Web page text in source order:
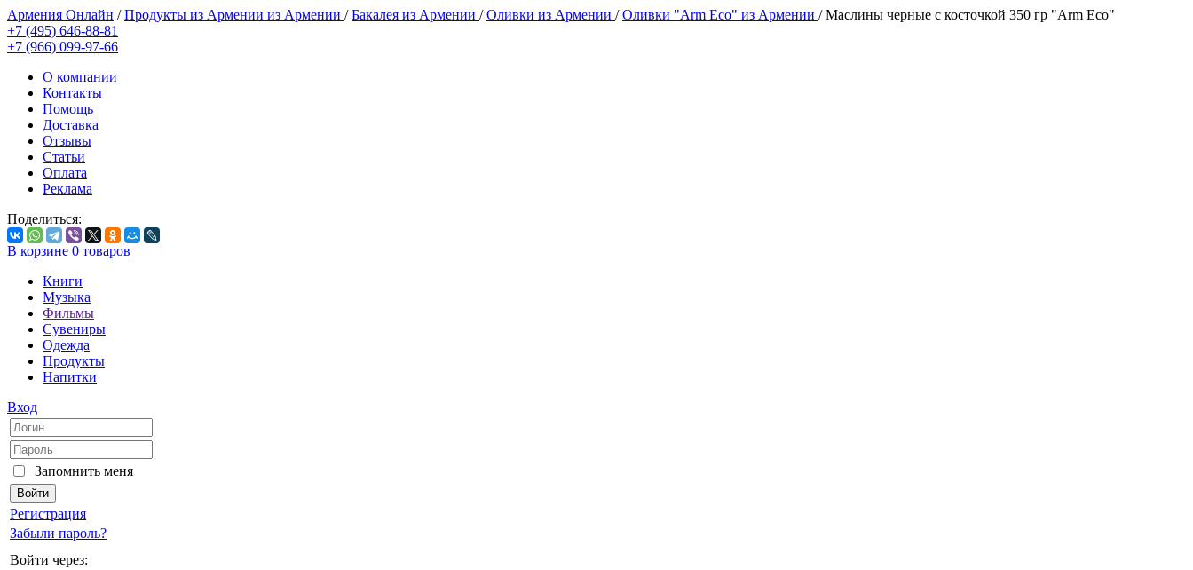
Армения Онлайн /Продукты из Армении из Армении /Бакалея из Армении /Оливки из Армении /Оливки "Arm Eco" из Армении /Маслины черные с косточкой 350 гр "Arm Eco"
+7 (495) 646-88-81
+7 (966) 099-97-66
О компании
Контакты
Помощь
Доставка
Отзывы
Статьи
Оплата
Реклама
Поделиться:
В корзине 0 товаров
Книги
Музыка
Фильмы
Сувениры
Одежда
Продукты
Напитки
Вход
Запомнить меня
Регистрация
Забыли пароль?
Войти через: